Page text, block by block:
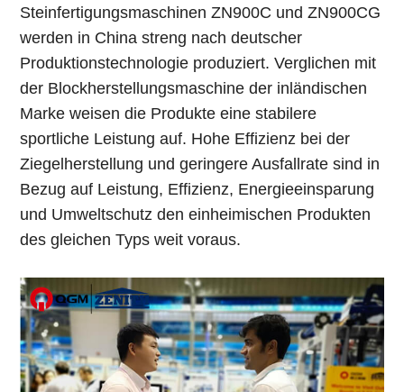
Steinfertigungsmaschinen ZN900C und ZN900CG
werden in China streng nach deutscher
Produktionstechnologie produziert. Verglichen mit
der Blockherstellungsmaschine der inländischen
Marke weisen die Produkte eine stabilere
sportliche Leistung auf. Hohe Effizienz bei der
Ziegelherstellung und geringere Ausfallrate sind in
Bezug auf Leistung, Effizienz, Energieeinsparung
und Umweltschutz den einheimischen Produkten
des gleichen Typs weit voraus.